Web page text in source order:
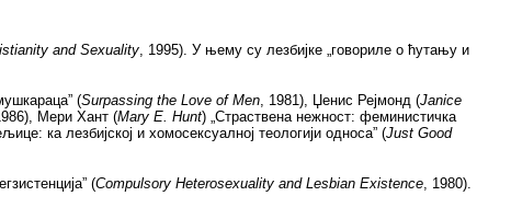
and Sexuality, 1995). У њему су лезбијке „говориле о ћутању и
(Surpassing the Love of Men, 1981), Џенис Рејмoнд (Janice
Мери Хант (Mary Е. Hunt) „Страствена нежност: феминистичка
ка лезбијској и хомосексуалној теологији односа” (Just Good
(Compulsory Heterosexuality and Lesbian Existence, 1980).